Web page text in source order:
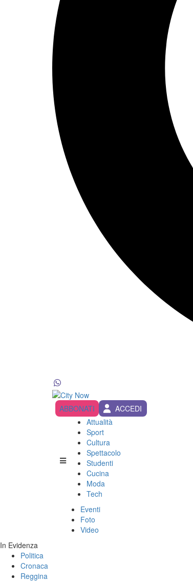
ABBONATI
ACCEDI
Attualità
Sport
Cultura
Spettacolo
Studenti
Cucina
Moda
Tech
Eventi
Foto
Video
In Evidenza
Politica
Cronaca
Reggina